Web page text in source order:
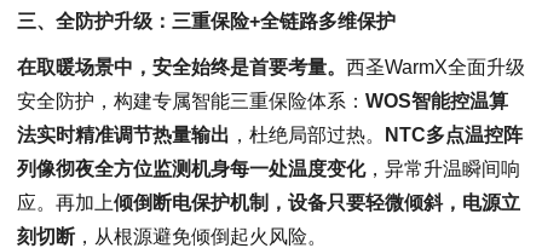
三、 全防护升级：三重保险+全链路多维保护
在取暖场景中，安全始终是首要考量。 西圣WarmX全面升级
安全防护，构建专属智能三重保险体系： WOS智能控温算
法实时精准调节热量输出 ，杜绝局部过热。
NTC多点温控阵
列像彻夜全方位监测机身每一处温度变化，异常升温瞬间响
应。再加上倾倒断电保护机制，设备只要轻微倾斜，电源立
刻切断，从根源避免倾倒起火风险。